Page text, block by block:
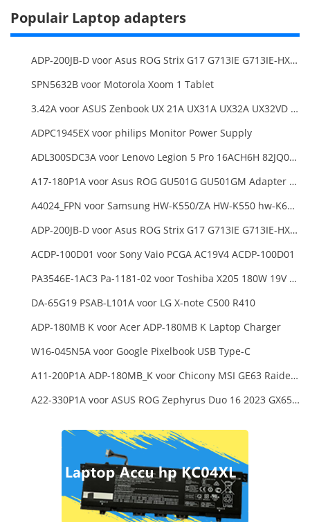
Populair Laptop adapters
ADP-200JB-D voor Asus ROG Strix G17 G713IE G713IE-HX002W
SPN5632B voor Motorola Xoom 1 Tablet
3.42A voor ASUS Zenbook UX 21A UX31A UX32A UX32VD Series Ultrabook Models
ADPC1945EX voor philips Monitor Power Supply
ADL300SDC3A voor Lenovo Legion 5 Pro 16ACH6H 82JQ008HUK 82JQ008
A17-180P1A voor Asus ROG GU501G GU501GM Adapter Power Supply
A4024_FPN voor Samsung HW-K550/ZA HW-K550 hw-K650 Soundbar
ADP-200JB-D voor Asus ROG Strix G17 G713IE G713IE-HX002W
ACDP-100D01 voor Sony Vaio PCGA AC19V4 ACDP-100D01
PA3546E-1AC3 Pa-1181-02 voor Toshiba X205 180W 19V 9.5A Laptop DC Charger Power Supply
DA-65G19 PSAB-L101A voor LG X-note C500 R410
ADP-180MB K voor Acer ADP-180MB K Laptop Charger
W16-045N5A voor Google Pixelbook USB Type-C
A11-200P1A ADP-180MB_K voor Chicony MSI GE63 Raider RGB 8RE-012US
A22-330P1A voor ASUS ROG Zephyrus Duo 16 2023 GX650PY